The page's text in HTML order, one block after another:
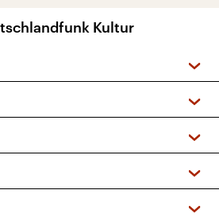
Kultur
Podcasts
+ DAB+)